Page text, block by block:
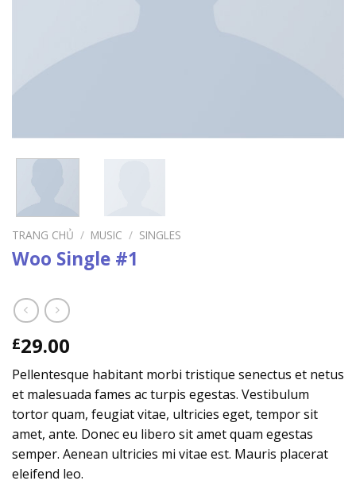
TRANG CHỦ / MUSIC / SINGLES
Woo Single #1
£29.00
Pellentesque habitant morbi tristique senectus et netus
et malesuada fames ac turpis egestas. Vestibulum
tortor quam, feugiat vitae, ultricies eget, tempor sit
amet, ante. Donec eu libero sit amet quam egestas
semper. Aenean ultricies mi vitae est. Mauris placerat
eleifend leo.